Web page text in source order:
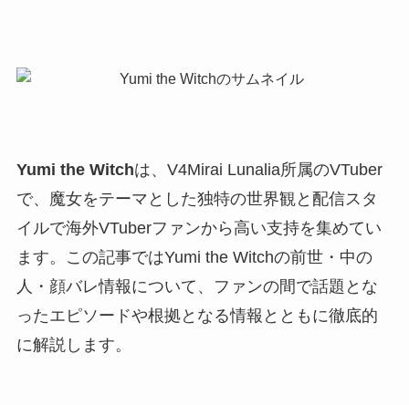
Yumi the Witchは、V4Mirai Lunalia所属のVTuber
で、魔女をテーマとした独特の世界観と配信スタ
イルで海外VTuberファンから高い支持を集めてい
ます。この記事ではYumi the Witchの前世・中の
人・顔バレ情報について、ファンの間で話題とな
ったエピソードや根拠となる情報とともに徹底的
に解説します。